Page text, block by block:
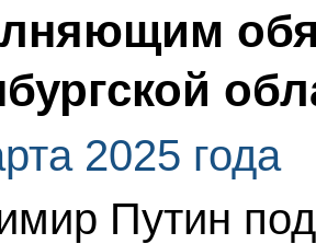
2025 года
Путин